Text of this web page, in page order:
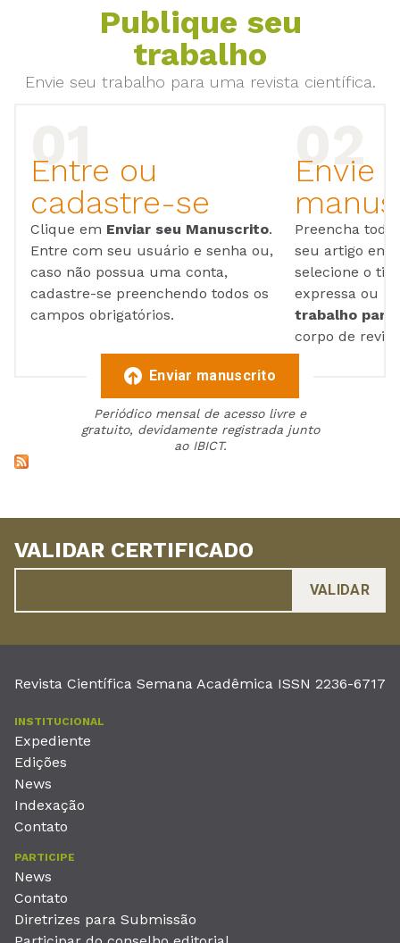
Publique seu
trabalho
Envie seu trabalho para uma revista científica.
Entre ou
cadastre-se
Clique em Enviar seu Manuscrito.
Entre com seu usuário e senha ou,
caso não possua uma conta,
cadastre-se preenchendo todos os
campos obrigatórios.
Envie
Preencha
seu artigo em
selecione o
expressa ou
trabalho para
corpo de
Enviar manuscrito
Periódico mensal de acesso livre e
gratuito, devidamente registrada junto
ao IBICT.
VALIDAR CERTIFICADO
Revista Científica Semana Acadêmica ISSN 2236-6717
INSTITUCIONAL
Expediente
Edições
News
Indexação
Contato
PARTICIPE
News
Contato
Diretrizes para Submissão